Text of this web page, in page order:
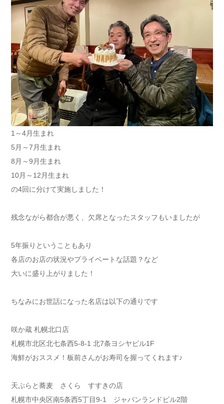
1～4月生まれ
5月～7月生まれ
8月～9月生まれ
10月～12月生まれ
の4回に分けて実施しました！
残念ながら都合が悪く、欠席となったスタッフもいましたが
5年振りということもあり
各店のお店の状況やプライベートな話題？など
大いに盛り上がりました！
ちなみにお世話になった名店は以下の通りです
咲か蔵 札幌北口店
札幌市北区北七条西5-8-1 北7条ヨシヤビル1F
海鮮がおススメ！板前さんがお寿司を握ってくれます♪
天ぷらと蕎麦 さくら すすきの店
札幌市中央区南5条西5丁目9-1 ジャパンランドビル2階